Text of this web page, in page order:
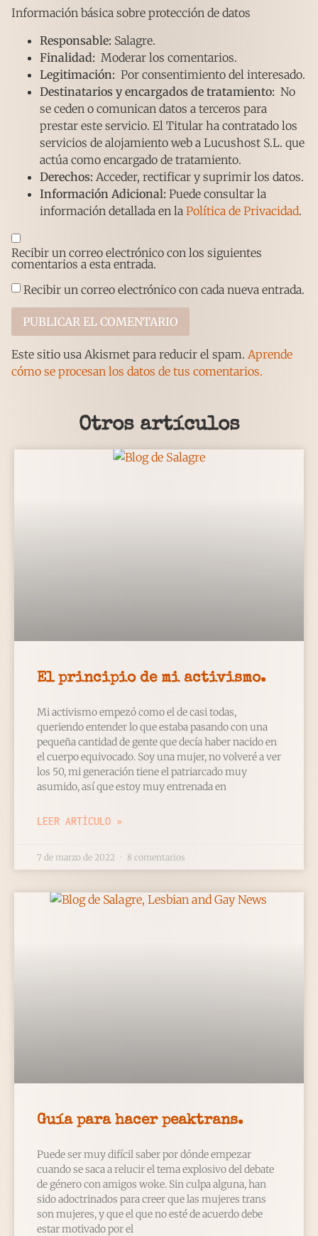
Información básica sobre protección de datos
Responsable: Salagre.
Finalidad: Moderar los comentarios.
Legitimación: Por consentimiento del interesado.
Destinatarios y encargados de tratamiento: No
se ceden o comunican datos a terceros para
prestar este servicio. El Titular ha contratado los
servicios de alojamiento web a Lucushost S.L. que
actúa como encargado de tratamiento.
Derechos: Acceder, rectificar y suprimir los datos.
Información Adicional: Puede consultar la
información detallada en la Política de Privacidad.
Recibir un correo electrónico con los siguientes
comentarios a esta entrada.
Recibir un correo electrónico con cada nueva entrada.
Este sitio usa Akismet para reducir el spam. Aprende
cómo se procesan los datos de tus comentarios.
Otros artículos
El principio de mi activismo.
Mi activismo empezó como el de casi todas,
queriendo entender lo que estaba pasando con una
pequeña cantidad de gente que decía haber nacido en
el cuerpo equivocado. Soy una mujer, no volveré a ver
los 50, mi generación tiene el patriarcado muy
asumido, así que estoy muy entrenada en
LEER ARTÍCULO »
7 de marzo de 2022 8 comentarios
Guía para hacer peaktrans.
Puede ser muy difícil saber por dónde empezar
cuando se saca a relucir el tema explosivo del debate
de género con amigos woke. Sin culpa alguna, han
sido adoctrinados para creer que las mujeres trans
son mujeres, y que el que no esté de acuerdo debe
estar motivado por el